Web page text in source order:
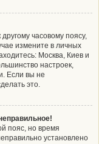
часовому поясу,
измените в личных
Москва, Киев и
настроек,
Если вы не
это.
пояс, но время
установлено